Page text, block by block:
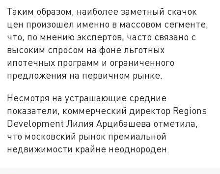
Таким образом, наиболее заметный скачок
цен произошёл именно в массовом сегменте,
что, по мнению экспертов, часто связано с
высоким спросом на фоне льготных
ипотечных программ и ограниченного
предложения на первичном рынке.
Несмотря на устрашающие средние
показатели, коммерческий директор Regions
Development Лилия Арцибашева отметила,
что московский рынок премиальной
недвижимости крайне неоднороден.